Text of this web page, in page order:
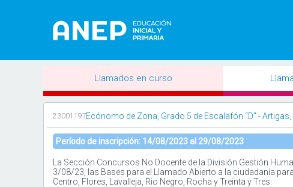
Llamados en curso
23001197Ecónomo de Zona, Grado 5 de Escalafón “D" -
Período de inscripción: 14/08/2023 al 29/08/2023
La Sección Concursos No Docente de la División Gestión
3/08/23, las Bases para el Llamado Abierto a la ciudadanía
Centro, Flores, Lavalleja, Rio Negro, Rocha y Treinta y Tres.